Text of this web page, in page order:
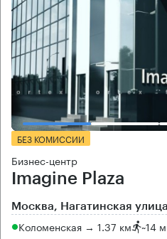
БЕЗ КОМИССИИ
Бизнес-центр
Imagine Plaza
Москва, Нагатинская
Коломенская → 1.37 км ~14